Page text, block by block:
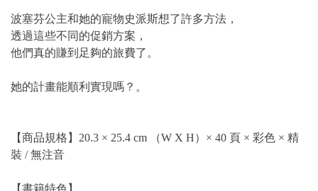
波塞芬公主和她的寵物史派斯想了許多方法，
透過這些不同的促銷方案，
他們真的賺到足夠的旅費了。
她的計畫能順利實現嗎？。
【商品規格】20.3 × 25.4 cm （W X H）× 40 頁 × 彩色 × 精
裝 / 無注音
【書籍特色】